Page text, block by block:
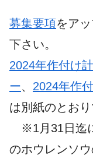
募集要項をア
下さい。
2024年作付け
ー、 2024年作
は別紙のとおり
※1月31日迄
のホウレンソウ